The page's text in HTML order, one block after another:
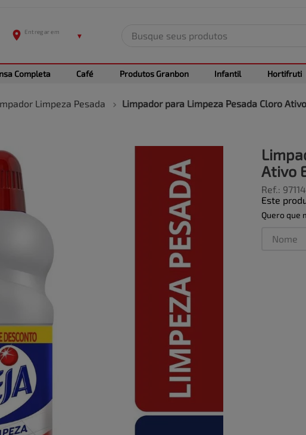
Completa Café Produtos Granbon Infantil Hortifruti
Limpeza Pesada Limpador para Limpeza Pesada Cloro
Ativo
Ref.: 97114
Este
Quero que
1
leite
frango